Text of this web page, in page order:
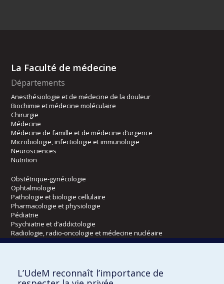
La Faculté de médecine
Départements
Anesthésiologie et de médecine de la douleur
Biochimie et médecine moléculaire
Chirurgie
Médecine
Médecine de famille et de médecine d’urgence
Microbiologie, infectiologie et immunologie
Neurosciences
Nutrition
Obstétrique-gynécologie
Ophtalmologie
Pathologie et biologie cellulaire
Pharmacologie et physiologie
Pédiatrie
Psychiatrie et d’addictologie
Radiologie, radio-oncologie et médecine nucléaire
Kinésiologie et des sciences de l’activité physique
L’UdeM reconnaît l’importance de